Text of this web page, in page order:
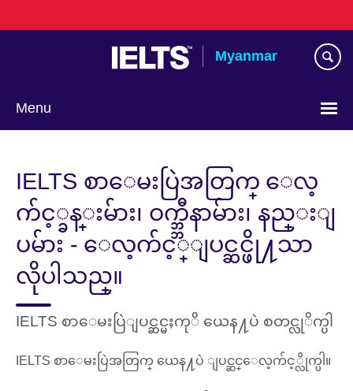
to
Myanmar
Menu
language
IELTS စာေမးပြဲအတြက္ ေလ့
က်င့္ခန္းမ်ား၊ ဝက္ဘ္ဘီနာမ်ား၊ နည္းျ
ပမ်ား - ေလ့က်င့္ျပင္ဆင္ဖို႔သာ
လိုပါသည္။
IELTS စာေမးပြဲျပင္ဆင္မႈကုိ ယေန႔ပဲ စတင္လုိက္ပါ
IELTS စာေမးပြဲအတြက္ ယေန႔ပဲ ျပင္ဆင္ေလ့က်င့္လိုက္ပါ။